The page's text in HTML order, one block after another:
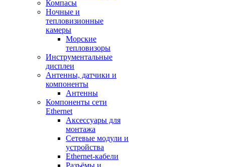
Компасы
Ночные и
тепловизионные
камеры
Морские
тепловизоры
Инструментальные
дисплеи
Антенны, датчики и
компоненты
Антенны
Компоненты сети
Ethernet
Аксессуары для
монтажа
Сетевые модули и
устройства
Ethernet-кабели
Разъёмы и